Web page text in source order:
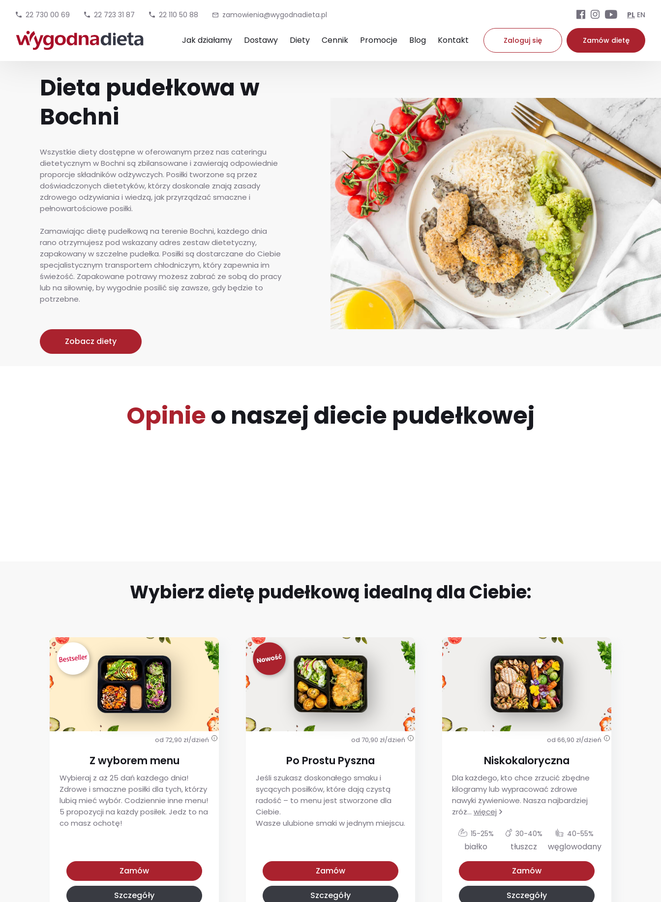
22 730 00 69 22 723 31 87 22 110 50 88 zamowienia@wygodnadieta.pl PL EN
Jak działamy Dostawy Diety Cennik Promocje Blog Kontakt Zaloguj się Zamów dietę
Dieta pudełkowa w
Bochni
Wszystkie diety dostępne w oferowanym przez nas cateringu
dietetycznym w Bochni są zbilansowane i zawierają odpowiednie
proporcje składników odżywczych. Posiłki tworzone są przez
doświadczonych dietetyków, którzy doskonale znają zasady
zdrowego odżywiania i wiedzą, jak przyrządzać smaczne i
pełnowartościowe posiłki.
Zamawiając dietę pudełkową na terenie Bochni, każdego dnia
rano otrzymujesz pod wskazany adres zestaw dietetyczny,
zapakowany w szczelne pudełka. Posiłki są dostarczane do Ciebie
specjalistycznym transportem chłodniczym, który zapewnia im
świeżość. Zapakowane potrawy możesz zabrać ze sobą do pracy
lub na siłownię, by wygodnie posilić się zawsze, gdy będzie to
potrzebne.
Zobacz diety
Opinieo naszej diecie pudełkowej
Wybierz dietę pudełkową idealną dla Ciebie:
od 72,90 zł/dzień i
Z wyborem menu
Wybieraj z aż 25 dań każdego dnia!
Zdrowe i smaczne posiłki dla tych, którzy
lubią mieć wybór. Codziennie inne menu!
5 propozycji na każdy posiłek. Jedz to na
co masz ochotę!
Z wyborem menu
Zamów
Szczegóły
od 70,90 zł/dzień i
Po Prostu Pyszna
Jeśli szukasz doskonałego smaku i
sycących posiłków, które dają czystą
radość – to menu jest stworzone dla
Ciebie.
Wasze ulubione smaki w jednym miejscu.
Po Prostu Pyszna
Zamów
Szczegóły
od 66,90 zł/dzień i
Niskokaloryczna
Dla każdego, kto chce zrzucić zbędne
kilogramy lub wypracować zdrowe
nawyki żywieniowe. Nasza najbardziej
zróż... więcej
15-25%
białko
30-40%
tłuszcz
40-55%
węglowodany
Zamów
Szczegóły